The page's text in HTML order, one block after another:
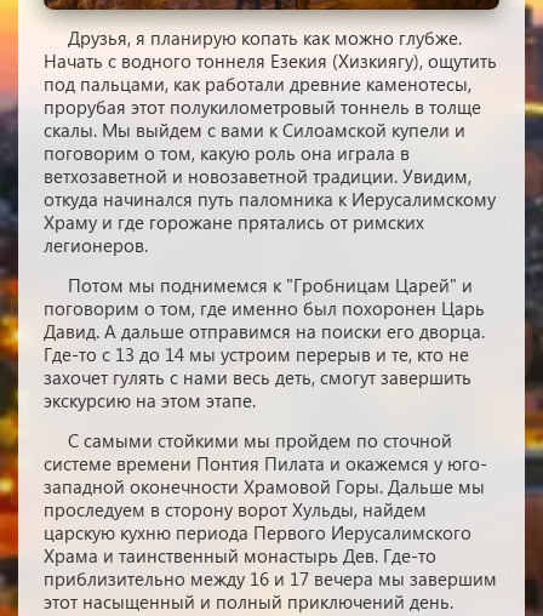
Друзья, я планирую копать как можно глубже.
Начать с водного тоннеля Езекия (Хизкиягу), ощутить
под пальцами, как работали древние каменотесы,
прорубая этот полукилометровый тоннель в толще
скалы. Мы выйдем с вами к Силоамской купели и
поговорим о том, какую роль она играла в
ветхозаветной и новозаветной традиции. Увидим,
откуда начинался путь паломника к Иерусалимскому
Храму и где горожане прятались от римских
легионеров.
Потом мы поднимемся к "Гробницам Царей" и
поговорим о том, где именно был похоронен Царь
Давид. А дальше отправимся на поиски его дворца.
Где-то с 13 до 14 мы устроим перерыв и те, кто не
захочет гулять с нами весь деть, смогут завершить
экскурсию на этом этапе.
С самыми стойкими мы пройдем по сточной
системе времени Понтия Пилата и окажемся у юго-
западной оконечности Храмовой Горы. Дальше мы
проследуем в сторону ворот Хульды, найдем
царскую кухню периода Первого Иерусалимского
Храма и таинственный монастырь Дев. Где-то
приблизительно между 16 и 17 вечера мы завершим
этот насыщенный и полный приключений день.